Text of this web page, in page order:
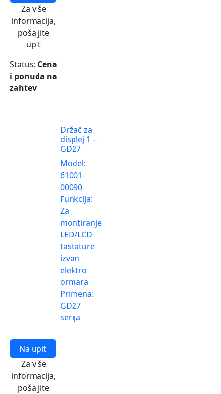
Status: Cena
i ponuda na
zahtev
Za više
informacija,
pošaljite
upit
Držač za
displej 1 –
GD27
Model:
61001-
00090
Funkcija:
Za
montiranje
LED/LCD
tastature
izvan
elektro
ormara
Primena:
GD27
serija
Za više
informacija,
pošaljite
Na upit